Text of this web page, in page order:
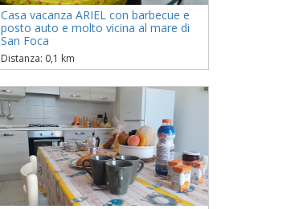
Casa vacanza ARIEL con barbecue e
posto auto e molto vicina al mare di
San Foca
Distanza: 0,1 km